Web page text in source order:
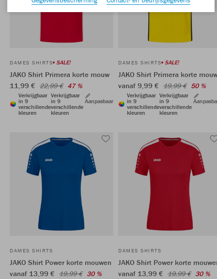
DAMES SHIRTS SALE!
JAKO Shirt Primera korte mouw
11,99 € 22,99 € 47 %
Verkrijgbaar
in 9
verschillende
kleuren
Verkrijgbaar
in 9
verschillende
kleuren
Aanpasbaar
DAMES SHIRTS SALE!
JAKO Shirt Primera korte
vanaf 9,99 € 19,99 € 50 %
Verkrijgbaar
in 9
verschillende
kleuren
Verkrijgbaar
in 9
verschillende
kleuren
DAMES SHIRTS
JAKO Shirt Power korte mouwen
vanaf 13,99 € 19,99 € 30 %
DAMES SHIRTS
JAKO Shirt Power korte
vanaf 13,99 € 19,99 € 30 %